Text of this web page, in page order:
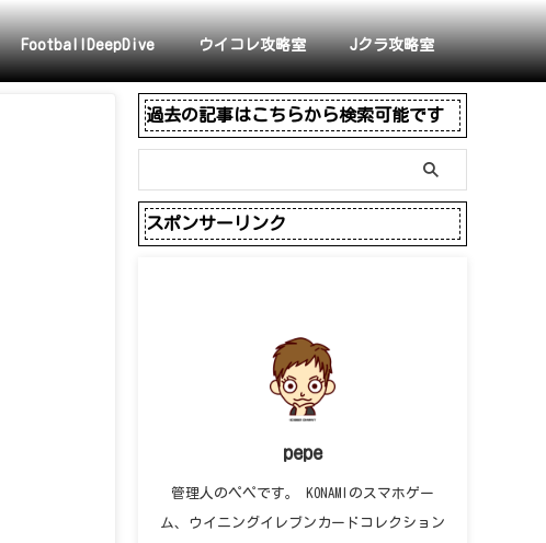
FootballDeepDive ウイコレ攻略室 Jクラ攻略室
過去の記事はこちらから検索可能です
スポンサーリンク
pepe
管理人のペペです。 KONAMIのスマホゲー
ム、ウイニングイレブンカードコレクション